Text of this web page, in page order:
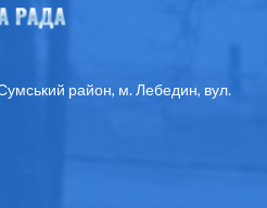
район, м. Лебедин, вул.